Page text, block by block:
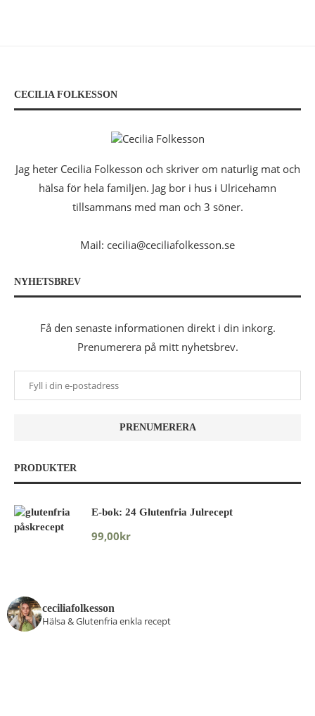
CECILIA FOLKESSON
Jag heter Cecilia Folkesson och skriver om naturlig mat och
hälsa för hela familjen. Jag bor i hus i Ulricehamn
tillsammans med man och 3 söner.
Mail: cecilia@ceciliafolkesson.se
NYHETSBREV
Få den senaste informationen direkt i din inkorg.
Prenumerera på mitt nyhetsbrev.
PRODUKTER
E-bok: 24 Glutenfria Julrecept
99,00kr
ceciliafolkesson
Hälsa & Glutenfria enkla recept